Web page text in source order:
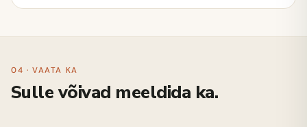
04 · VAATA KA
Sulle võivad meeldida ka.